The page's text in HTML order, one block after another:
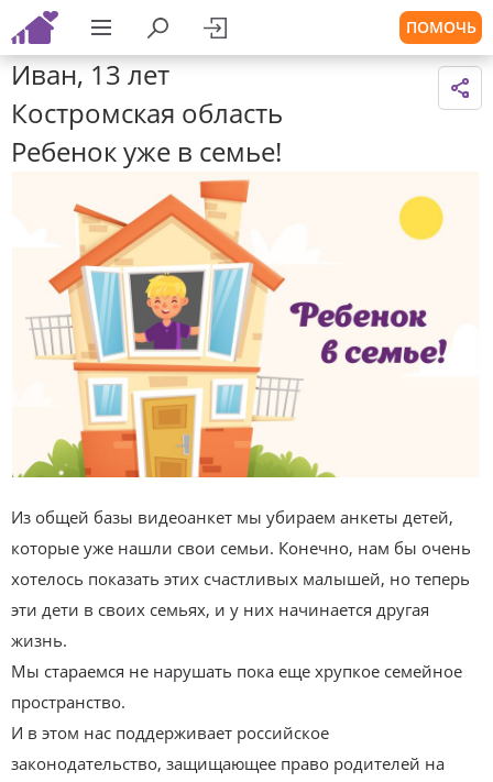
ПОМОЧЬ
Иван, 13 лет
Костромская область
Ребенок уже в семье!
Из общей базы видеоанкет мы убираем анкеты детей,
которые уже нашли свои семьи. Конечно, нам бы очень
хотелось показать этих счастливых малышей, но теперь
эти дети в своих семьях, и у них начинается другая
жизнь.
Мы стараемся не нарушать пока еще хрупкое семейное
пространство.
И в этом нас поддерживает российское
законодательство, защищающее право родителей на